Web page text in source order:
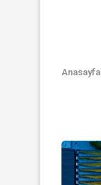
Anasayfa